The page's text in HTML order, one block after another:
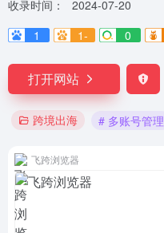
收录时间：
2024-07-20
1
1- 0
打开网站
跨境出海 # 多账号管理
飞跨浏览器